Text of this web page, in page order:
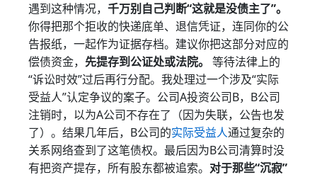
遇到这种情况， 千万别自己判断“这就是没债主了”。
你得把那个拒收的快递底单、退信凭证，连同你的公
告报纸，一起作为证据存档。建议你把这部分对应的
偿债资金， 先提存到公证处或法院。 等待法律上的
“诉讼时效”过后再行分配。我处理过一个涉及“实际
受益人”认定争议的案子。公司A投资公司B，B公司
注销时，以为A公司不存在了（因为失联，公告也发
了）。结果几年后，B公司的实际受益人通过复杂的
关系网络查到了这笔债权。最后因为B公司清算时没
有把资产提存，所有股东都被追索。 对于那些“沉寂”